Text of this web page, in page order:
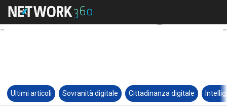
Ultimi articoli Sovranità digitale Cittadinanza digitale